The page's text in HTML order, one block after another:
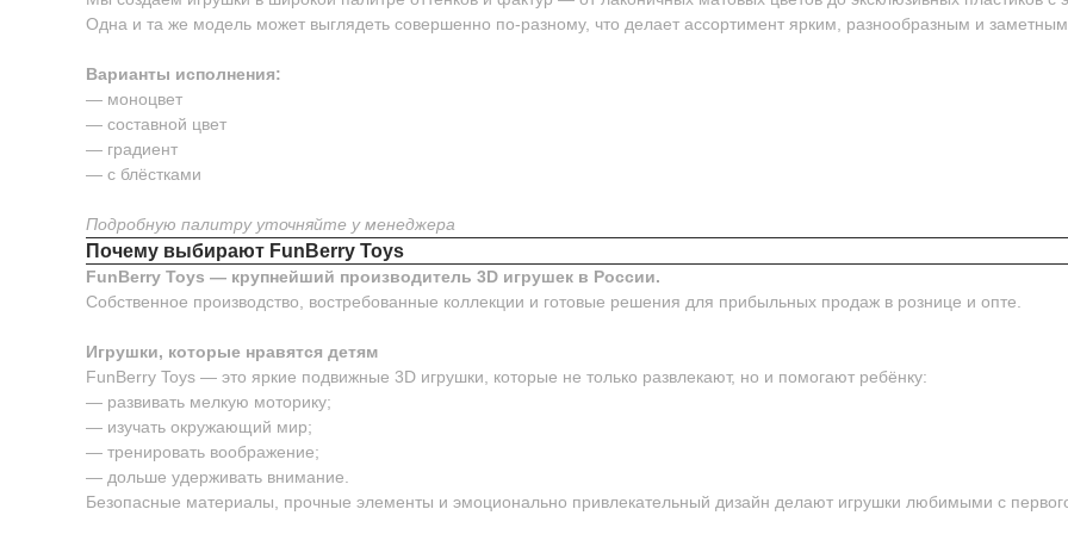
Одна и та же модель может выглядеть совершенно по-разному, что делает ассортимент ярким, разнообразным и заметным
Варианты исполнения:
— моноцвет
— составной цвет
— градиент
— с блёстками
Подробную палитру уточняйте у менеджера
Почему выбирают FunBerry Toys
FunBerry Toys — крупнейший производитель 3D игрушек в России.
Собственное производство, востребованные коллекции и готовые решения для прибыльных продаж в рознице и опте.
Игрушки, которые нравятся детям
FunBerry Toys — это яркие подвижные 3D игрушки, которые не только развлекают, но и помогают ребёнку:
— развивать мелкую моторику;
— изучать окружающий мир;
— тренировать воображение;
— дольше удерживать внимание.
Безопасные материалы, прочные элементы и эмоционально привлекательный дизайн делают игрушки любимыми с первого